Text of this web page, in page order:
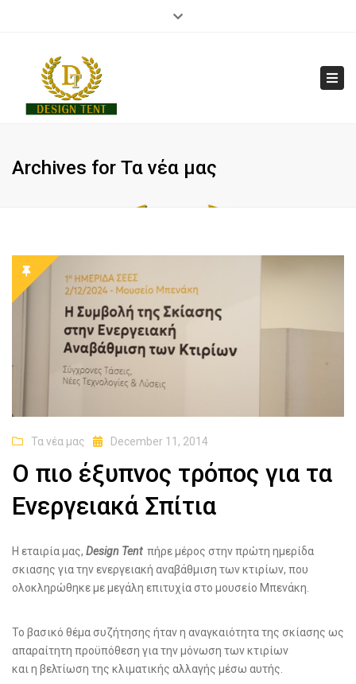
Archives for Τα νέα μας
Τα νέα μας December 11, 2014
O πιο έξυπνος τρόπος για τα
Ενεργειακά Σπίτια
Η εταιρία μας, Design Tent πήρε μέρος στην πρώτη ημερίδα
σκιασης για την ενεργειακή αναβάθμιση των κτιρίων, που
ολοκληρώθηκε με μεγάλη επιτυχία στο μουσείο Μπενάκη.
Το βασικό θέμα συζήτησης ήταν η αναγκαιότητα της σκίασης ως
απαραίτητη προϋπόθεση για την μόνωση των κτιρίων
και η βελτίωση της κλιματικής αλλαγής μέσω αυτής.